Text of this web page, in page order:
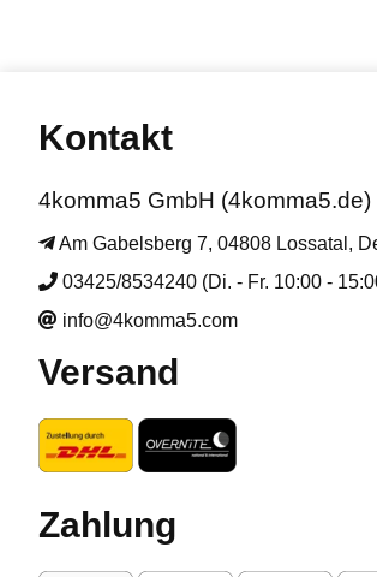
Kontakt
4komma5 GmbH (4komma5.de)
Am Gabelsberg 7, 04808 Lossatal,
03425/8534240 (Di. - Fr. 10:00 -
info@4komma5.com
Versand
Zahlung